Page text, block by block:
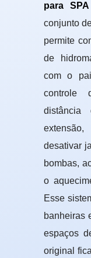
para
conjunto
permite
de
com o
controle
desativar
bombas,
o
Esse
banheiras
espaços
original